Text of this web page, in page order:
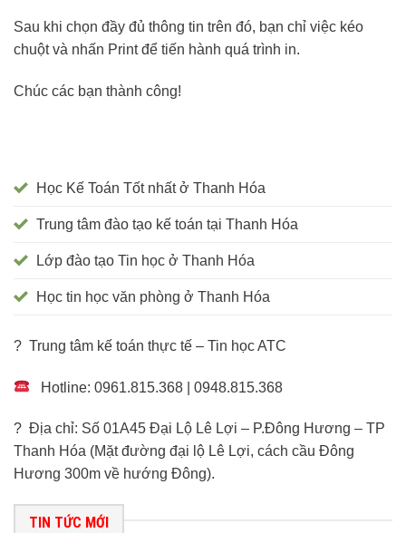
Sau khi chọn đầy đủ thông tin trên đó, bạn chỉ việc kéo
chuột và nhấn Print để tiến hành quá trình in.
Chúc các bạn thành công!
Học Kế Toán Tốt nhất ở Thanh Hóa
Trung tâm đào tạo kế toán tại Thanh Hóa
Lớp đào tạo Tin học ở Thanh Hóa
Học tin học văn phòng ở Thanh Hóa
? Trung tâm kế toán thực tế – Tin học ATC
Hotline: 0961.815.368 | 0948.815.368
? Địa chỉ: Số 01A45 Đại Lộ Lê Lợi – P.Đông Hương – TP
Thanh Hóa (Mặt đường đại lộ Lê Lợi, cách cầu Đông
Hương 300m về hướng Đông).
TIN TỨC MỚI